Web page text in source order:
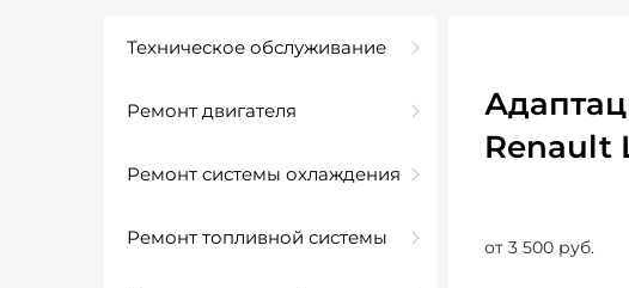
Техническое обслуживание
Ремонт двигателя
Ремонт системы охлаждения
Ремонт топливной системы
Renault
от 3 500 руб.